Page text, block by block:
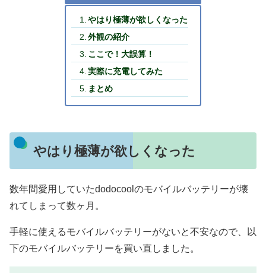
やはり極薄が欲しくなった
外観の紹介
ここで！大誤算！
実際に充電してみた
まとめ
やはり極薄が欲しくなった
数年間愛用していたdodocoolのモバイルバッテリーが壊
れてしまって数ヶ月。
手軽に使えるモバイルバッテリーがないと不安なので、以
下のモバイルバッテリーを買い直しました。